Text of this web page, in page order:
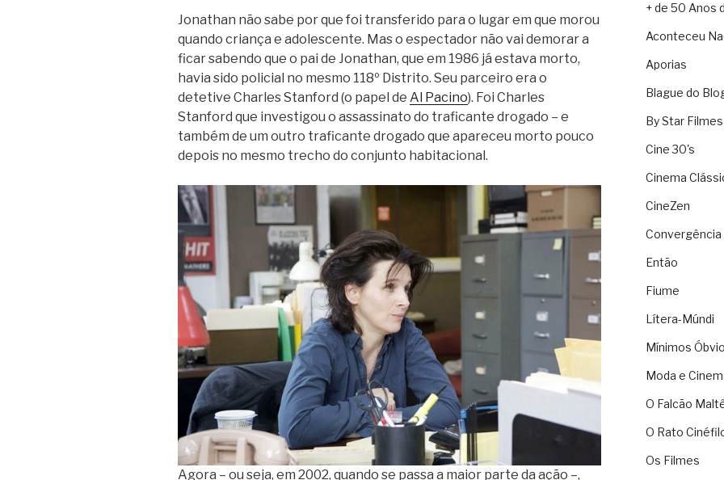
Jonathan não sabe por que foi transferido para o lugar em que morou
quando criança e adolescente. Mas o espectador não vai demorar a
ficar sabendo que o pai de Jonathan, que em 1986 já estava morto,
havia sido policial no mesmo 118º Distrito. Seu parceiro era o
detetive Charles Stanford (o papel de Al Pacino). Foi Charles
Stanford que investigou o assassinato do traficante drogado – e
também de um outro traficante drogado que apareceu morto pouco
depois no mesmo trecho do conjunto habitacional.
Agora – ou seja, em 2002, quando se passa a maior parte da ação –,
+ de 50 Anos
Aconteceu
Aporias
Blague do
By Star Filmes
Cine 30's
Cinema
CineZen
Convergência
Então
Fiume
Lítera-Múndi
Mínimos
Moda e
O Falcão
O Rato
Os Filmes